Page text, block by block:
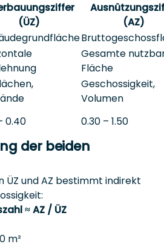
(ÜZ)
(AZ)
Gesamte
Fläche
Geschossigkeit,
Volumen
0.40 0.30 – 1.50
der beiden
ÜZ und AZ bestimmt indirekt
≈ AZ / ÜZ
m²